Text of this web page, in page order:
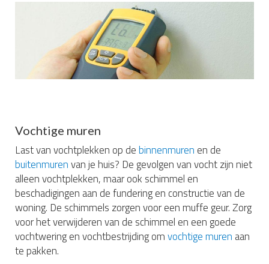
Vochtige muren
Last van vochtplekken op debinnenmuren en de
buitenmurenvan je huis? De gevolgen van vocht zijn niet
alleen vochtplekken, maar ook schimmel en
beschadigingen aan de fundering en constructie van de
woning. De schimmels zorgen voor een muffe geur. Zorg
voor het verwijderen van de schimmel en een goede
vochtwering en vochtbestrijding omvochtige muren aan
te pakken.